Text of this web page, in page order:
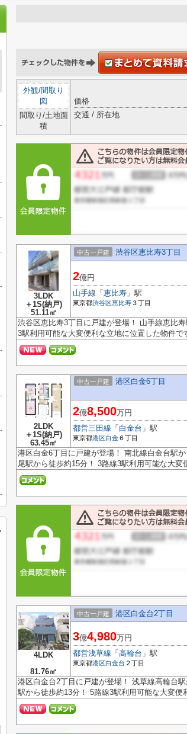
外観/間取り
図
間取り/土地面
積
価格
交通 / 所在地
3LDK
＋1S(納戸)
51.11㎡
中古一戸建 渋谷区恵比寿3丁目
2億円
山手線 「 恵比寿 」駅
東京都渋谷区恵比寿３丁目
渋谷区恵比寿3丁目に戸建が登場！ 山手線恵比
3駅利用可能な大変便利な立地に位置した物件
2LDK
＋1S(納戸)
63.45㎡
中古一戸建 港区白金6丁目
2億8,500万円
都営三田線 「 白金台 」駅
東京都港区白金６丁目
港区白金6丁目に戸建が登場！ 南北線白金台駅
尾駅から徒歩約15分！ 3路線3駅利用可能な大
4LDK
81.76㎡
中古一戸建 港区白金台2丁目
3億4,980万円
都営浅草線 「 高輪台 」駅
東京都港区白金台 ２丁目
港区白金台2丁目に戸建が登場！ 浅草線高輪台
駅から徒歩約13分！ 5路線3駅利用可能な大変